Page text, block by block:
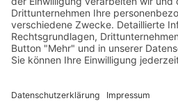
Kontaktiere uns:
JetztBericht
Folge uns auf